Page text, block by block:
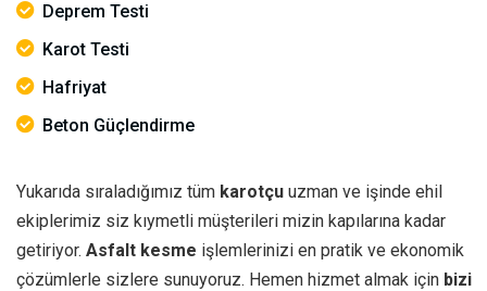
Deprem Testi
Karot Testi
Hafriyat
Beton Güçlendirme
Yukarıda sıraladığımız tüm karotçu uzman ve işinde ehil
ekiplerimiz siz kıymetli müşterileri mizin kapılarına kadar
getiriyor. Asfalt kesme işlemlerinizi en pratik ve ekonomik
çözümlerle sizlere sunuyoruz. Hemen hizmet almak için bizi